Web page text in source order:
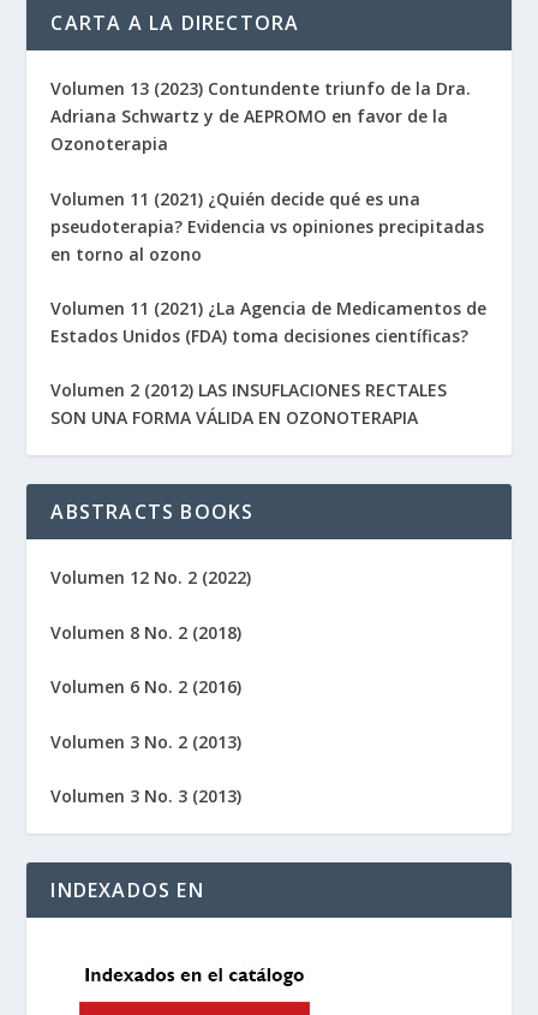
CARTA A LA DIRECTORA
Volumen 13 (2023) Contundente triunfo de la Dra.
Adriana Schwartz y de AEPROMO en favor de la
Ozonoterapia
Volumen 11 (2021) ¿Quién decide qué es una
pseudoterapia? Evidencia vs opiniones precipitadas
en torno al ozono
Volumen 11 (2021) ¿La Agencia de Medicamentos de
Estados Unidos (FDA) toma decisiones científicas?
Volumen 2 (2012) LAS INSUFLACIONES RECTALES
SON UNA FORMA VÁLIDA EN OZONOTERAPIA
ABSTRACTS BOOKS
Volumen 12 No. 2 (2022)
Volumen 8 No. 2 (2018)
Volumen 6 No. 2 (2016)
Volumen 3 No. 2 (2013)
Volumen 3 No. 3 (2013)
INDEXADOS EN